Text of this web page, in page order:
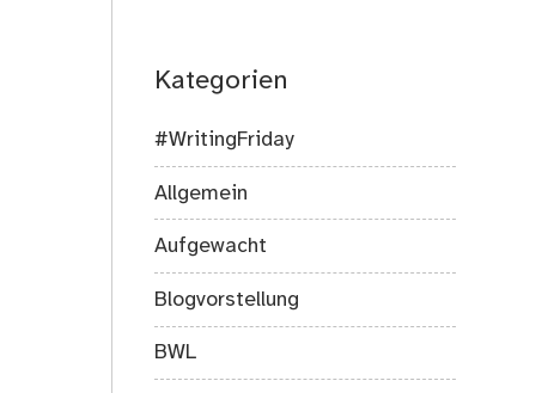
Kategorien
#WritingFriday
Allgemein
Aufgewacht
Blogvorstellung
BWL